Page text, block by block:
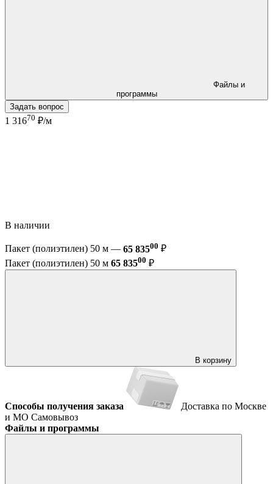
программы
Задать вопрос
1 31670 ₽/м
В наличии
Пакет (полиэтилен) 50 м — 65 83500 ₽
Пакет (полиэтилен) 50 м 65 83500 ₽
В корзину
Способы получения заказа
Доставка по Москве
и МО Самовывоз
Файлы и программы